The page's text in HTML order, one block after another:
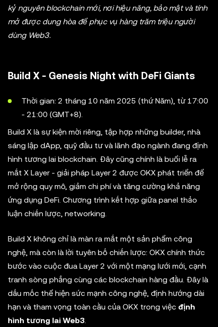
kỷ nguyên blockchain mới, nơi hiệu năng, bảo mật và tính
mở được dung hòa để phục vụ hàng trăm triệu người
dùng Web3.
Build X - Genesis Night with DeFi Giants
Thời gian: 2 tháng 10 năm 2025 (thứ Năm), từ 17:00
- 21:00 (GMT+8).
Build X là sự kiện mời riêng, tập hợp những builder, nhà
sáng lập dApp, quỹ đầu tư và lãnh đạo ngành đang định
hình tương lai blockchain. Đây cũng chính là buổi lễ ra
mắt X Layer - giải pháp Layer 2 được OKX phát triển để
mở rộng quy mô, giảm chi phí và tăng cường khả năng
ứng dụng DeFi. Chương trình kết hợp giữa panel thảo
luận chiến lược, networking.
Build X không chỉ là màn ra mắt một sản phẩm công
nghệ, mà còn là lời tuyên bố chiến lược: OKX chính thức
bước vào cuộc đua Layer 2 với một mạng lưới mới, cạnh
tranh sòng phẳng cùng các blockchain hàng đầu. Đây là
dấu mốc thể hiện sức mạnh công nghệ, định hướng dài
hạn và tham vọng toàn cầu của OKX trong việc định
hình tương lai Web3.